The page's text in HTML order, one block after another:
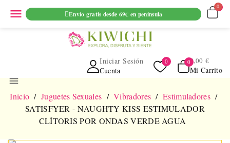
ENVIO GRATUITO EN PEDIDOS SUPERIORES A 69€ EN
PENINSULA
Cuenta
Iniciar Sesión
Mi Carrito
0,00 €
menu
Inicio Juguetes Sexuales Vibradores
Estimuladores
SATISFYER - NAUGHTY KISS ESTIMULADOR
CLÍTORIS POR ONDAS VERDE AGUA
menu Envío gratis desde 69€ en península